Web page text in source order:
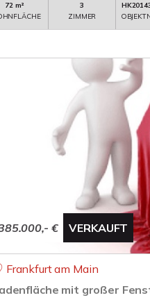
72 m²
3
ZIMMER
€ VERKAUFT
Frankfurt am Main
mit großer